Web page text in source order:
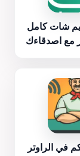
شات كامل
مع اصدقاءك
في الراوتر